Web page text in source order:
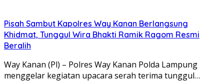
Pisah Sambut Kapolres Way Kanan Berlangsung
Khidmat, Tunggul Wira Bhakti Ramik Ragom Resmi
Beralih
Way Kanan (Pl) – Polres Way Kanan Polda Lampung
menggelar kegiatan upacara serah terima tunggul…